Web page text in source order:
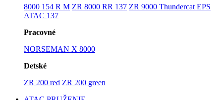
8000 154 R M ZR 8000 RR 137 ZR 9000 Thundercat EPS
ATAC 137
Pracovné
NORSEMAN X 8000
Detské
ZR 200 red ZR 200 green